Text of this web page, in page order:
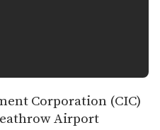
Corporation (CIC)
Airport